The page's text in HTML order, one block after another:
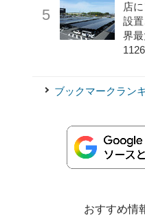
店
設
界
ブックマークラン
おすすめ情